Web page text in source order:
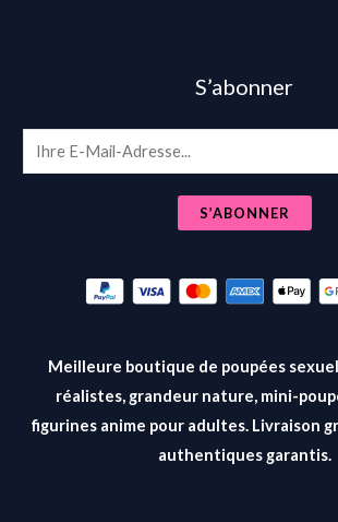
S’abonner
m
S’ABONNER
Meilleure boutique de poupées
réalistes, grandeur nature, mini-
figurines anime pour adultes. Livraison
authentiques garantis.